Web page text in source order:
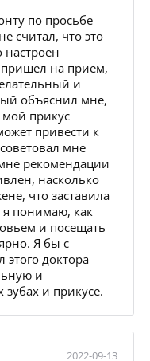
по просьбе
считал, что это
пришел на прием,
и
объяснил мне,
мой прикус
привести к
мне
рекомендации
насколько
что заставила
понимаю, как
и посещать
Я бы с
доктора
и
и прикусе.
2022-09-13